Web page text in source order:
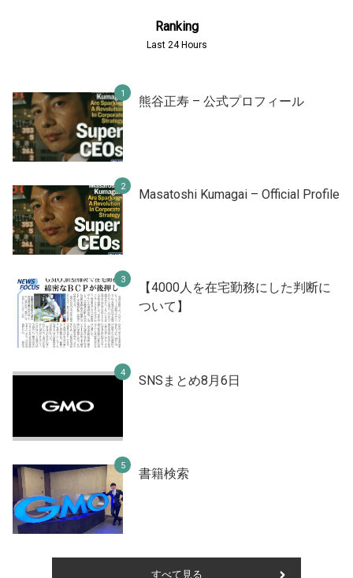
Ranking
Last 24 Hours
熊谷正寿 – 公式プロフィール
Masatoshi Kumagai – Official Profile
【4000人を在宅勤務にした判断に
ついて】
SNSまとめ8月6日
書籍検索
すべて見る